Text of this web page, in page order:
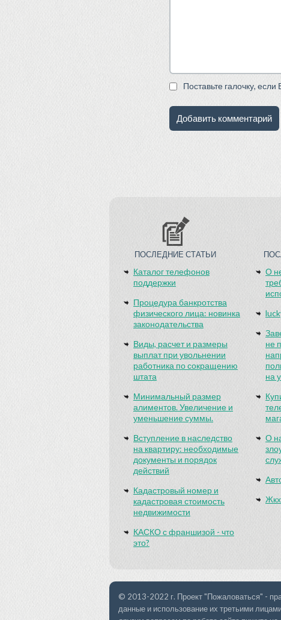
Поставьте галочку, если
ПОСЛЕДНИЕ СТАТЬИ
Каталог телефонов
поддержки
Процедура банкротства
физического лица: новинка
законодательства
Виды, расчет и размеры
выплат при увольнении
работника по сокращению
штата
Минимальный размер
алиментов. Увеличение и
уменьшение суммы.
Вступление в наследство
на квартиру: необходимые
документы и порядок
действий
Кадастровый номер и
кадастровая стоимость
недвижимости
КАСКО с франшизой - что
это?
О
не
на
О
Жкх
© 2013-2022 г. Проект "Пожаловаться" -
данные и использование их третьими